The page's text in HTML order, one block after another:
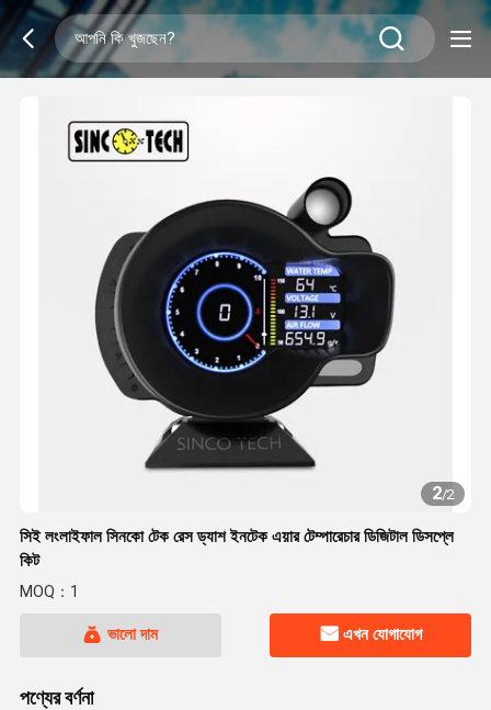
2/2
সিই লংলাইফাল সিনকো টেক রেস ড্যাশ ইনটেক এয়ার টেম্পারেচার ডিজিটাল ডিসপ্লে
কিট
MOQ：1
ভালো দাম এখন যোগাযোগ
পণ্যের বর্ণনা